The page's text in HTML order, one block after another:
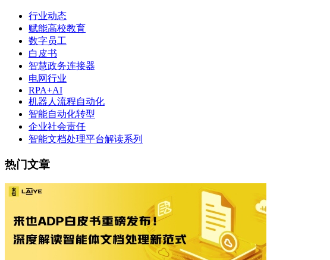
行业动态
赋能高校教育
数字员工
白皮书
智慧政务连接器
电网行业
RPA+AI
机器人流程自动化
智能自动化转型
企业社会责任
智能文档处理平台解读系列
热门文章